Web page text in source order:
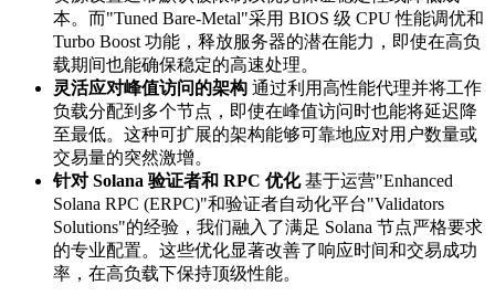
本。而"Tuned Bare-Metal"采用 BIOS 级 CPU 性能调优和
Turbo Boost 功能，释放服务器的潜在能力，即使在高负
载期间也能确保稳定的高速处理。
灵活应对峰值访问的架构 通过利用高性能代理并将工作
负载分配到多个节点，即使在峰值访问时也能将延迟降
至最低。这种可扩展的架构能够可靠地应对用户数量或
交易量的突然激增。
针对 Solana 验证者和 RPC 优化基于运营"Enhanced
Solana RPC (ERPC)"和验证者自动化平台"Validators
Solutions"的经验，我们融入了满足 Solana 节点严格要求
的专业配置。这些优化显著改善了响应时间和交易成功
率，在高负载下保持顶级性能。